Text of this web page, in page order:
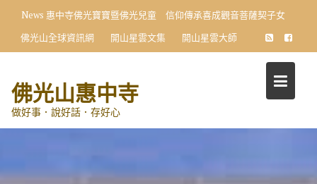
content
News 惠中寺佛光寶寶暨佛光兒童 信仰傳承喜成觀音菩薩契子女
佛光山全球資訊網
開山星雲文集 開山星雲大師
佛光山惠中寺
做好事．說好話．存好心